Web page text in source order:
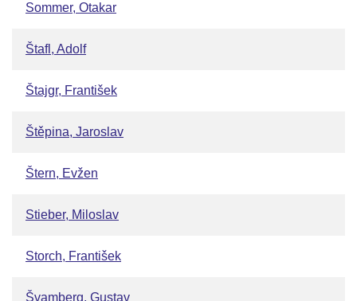
Sommer, Otakar
Štafl, Adolf
Štajgr, František
Štěpina, Jaroslav
Štern, Evžen
Stieber, Miloslav
Storch, František
Švamberg, Gustav